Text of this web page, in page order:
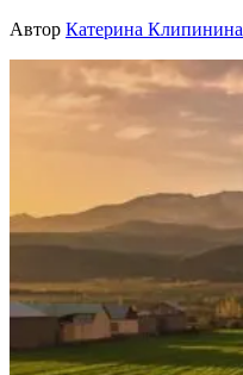
Автор Катерина Клипинина